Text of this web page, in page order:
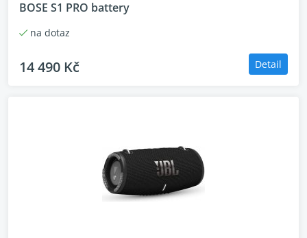
okamžik. *Mobilní telefon musí podporovat
Rozměr: 30 x 25 x 59cm
BOSE S1 PRO battery
na dotaz
14 490 Kč Detail